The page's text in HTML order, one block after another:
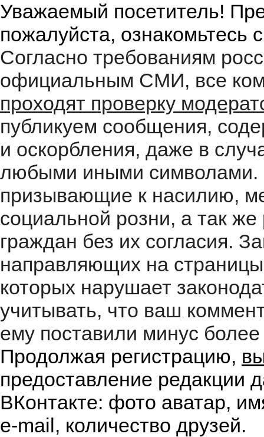
Уважаемый посетитель!
пожалуйста, ознакомьтесь
Согласно требованиям
официальным СМИ, все
проходят проверку
публикуем сообщения,
и оскорбления, даже в
любыми иными символами.
призывающие к насилию,
социальной розни, а так
граждан без их согласия.
направляющих на
которых нарушает
учитывать, что ваш
ему поставили минус
Продолжая регистрацию,
предоставление редакции
ВКонтакте: фото аватар,
e-mail, количество друзей.